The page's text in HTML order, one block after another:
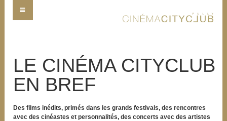
LE CINÉMA CITYCLUB
EN BREF
Des films inédits, primés dans les grands festivals, des rencontres
avec des cinéastes et personnalités, des concerts avec des artistes